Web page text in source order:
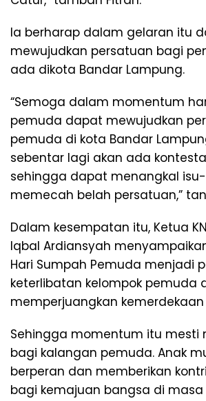
Ia berharap dalam gelaran itu
mewujudkan persatuan bagi
ada dikota Bandar Lampung.
“Semoga dalam momentum
pemuda dapat mewujudkan
pemuda di kota Bandar
sebentar lagi akan ada
sehingga dapat menangkal
memecah belah persatuan,”
Dalam kesempatan itu, Ketua
Iqbal Ardiansyah
Hari Sumpah Pemuda menjadi
keterlibatan kelompok pemuda
memperjuangkan kemerdekaan
Sehingga momentum itu mesti
bagi kalangan pemuda. Anak
berperan dan memberikan
bagi kemajuan bangsa di masa